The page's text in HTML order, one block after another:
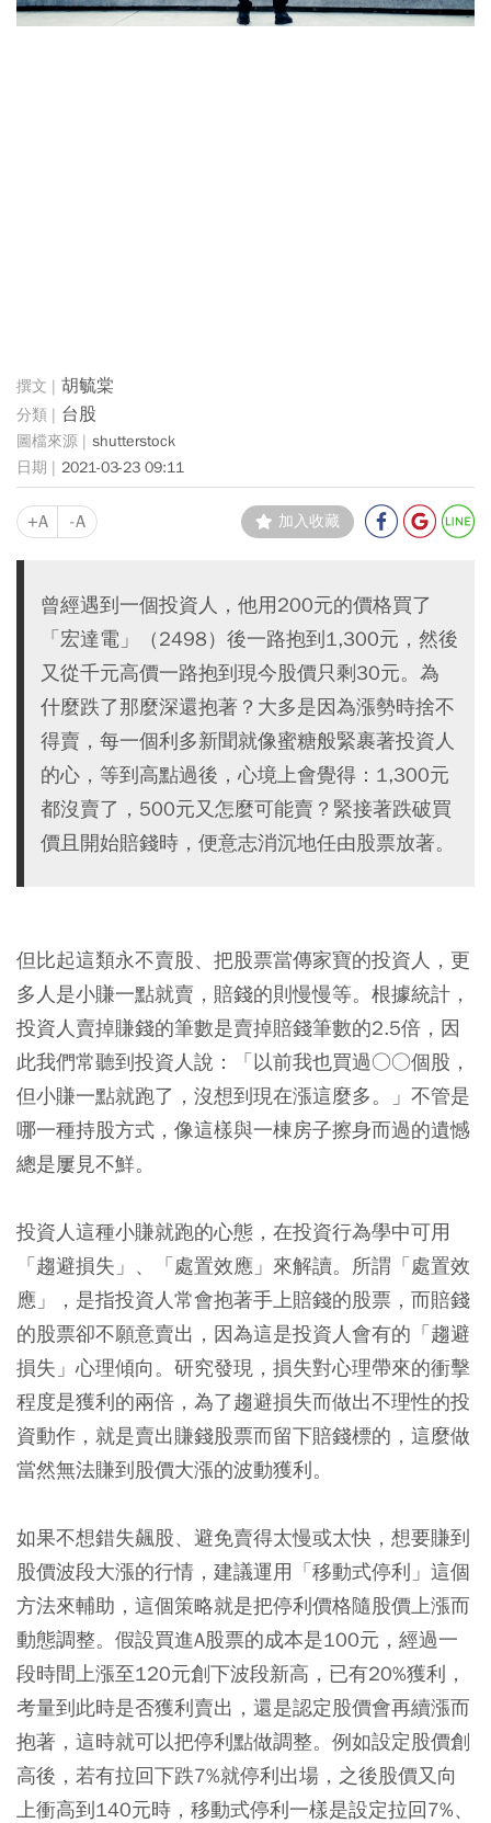
胡毓棠
台股
shutterstock
2021-03-23 09:11
+A -A 加入收藏
曾經遇到一個投資人，他用200元的價格買了
「宏達電」（2498）後一路抱到1,300元，然後
又從千元高價一路抱到現今股價只剩30元。為
什麼跌了那麼深還抱著？大多是因為漲勢時捨不
得賣，每一個利多新聞就像蜜糖般緊裹著投資人
的心，等到高點過後，心境上會覺得：1,300元
都沒賣了，500元又怎麼可能賣？緊接著跌破買
價且開始賠錢時，便意志消沉地任由股票放著。
但比起這類永不賣股、把股票當傳家寶的投資人，更
多人是小賺一點就賣，賠錢的則慢慢等。根據統計，
投資人賣掉賺錢的筆數是賣掉賠錢筆數的2.5倍，因
此我們常聽到投資人說：「以前我也買過○○個股，
但小賺一點就跑了，沒想到現在漲這麼多。」不管是
哪一種持股方式，像這樣與一棟房子擦身而過的遺憾
總是屢見不鮮。
投資人這種小賺就跑的心態，在投資行為學中可用
「趨避損失」、「處置效應」來解讀。所謂「處置效
應」，是指投資人常會抱著手上賠錢的股票，而賠錢
的股票卻不願意賣出，因為這是投資人會有的「趨避
損失」心理傾向。研究發現，損失對心理帶來的衝擊
程度是獲利的兩倍，為了趨避損失而做出不理性的投
資動作，就是賣出賺錢股票而留下賠錢標的，這麼做
當然無法賺到股價大漲的波動獲利。
如果不想錯失飆股、避免賣得太慢或太快，想要賺到
股價波段大漲的行情，建議運用「移動式停利」這個
方法來輔助，這個策略就是把停利價格隨股價上漲而
動態調整。假設買進A股票的成本是100元，經過一
段時間上漲至120元創下波段新高，已有20%獲利，
考量到此時是否獲利賣出，還是認定股價會再續漲而
抱著，這時就可以把停利點做調整。例如設定股價創
高後，若有拉回下跌7%就停利出場，之後股價又向
上衝高到140元時，移動式停利一樣是設定拉回7%、